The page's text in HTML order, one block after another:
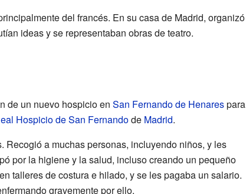
del francés. En su casa de Madrid, organizó
ideas y se representaban obras de teatro.
de un nuevo hospicio en San Fernando de Henarespara
Hospicio de San Fernandode Madrid.
a muchas personas, incluyendo niños, y les
por la higiene y la salud, incluso creando un pequeño
talleres de costura e hilado, y se les pagaba un salario.
gravemente por ello.